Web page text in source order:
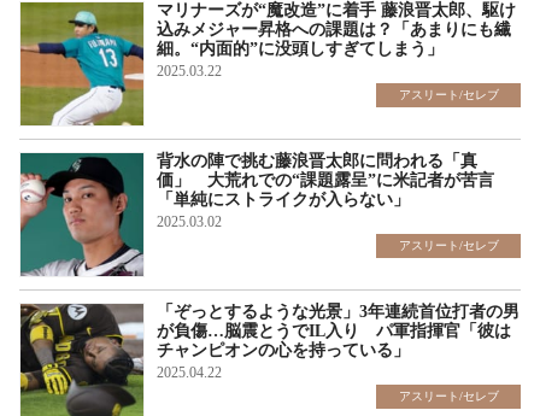
マリナーズが“魔改造”に着手 藤浪晋太郎、駆け
込みメジャー昇格への課題は？「あまりにも繊
細。“内面的”に没頭しすぎてしまう」
2025.03.22
アスリート/セレブ
背水の陣で挑む藤浪晋太郎に問われる「真
価」 大荒れでの“課題露呈”に米記者が苦言
「単純にストライクが入らない」
2025.03.02
アスリート/セレブ
「ぞっとするような光景」3年連続首位打者の男
が負傷…脳震とうでIL入り パ軍指揮官「彼は
チャンピオンの心を持っている」
2025.04.22
アスリート/セレブ